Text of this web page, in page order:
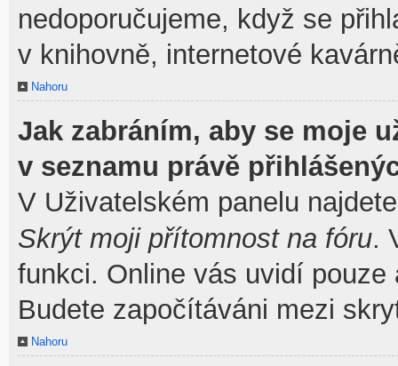
nedoporučujeme, když se
v knihovně, internetové
Nahoru
Jak zabráním, aby se moje
v seznamu právě
V Uživatelském panelu
Skrýt moji přítomnost na fóru.
funkci. Online vás uvidí
Budete započítáváni mezi
Nahoru